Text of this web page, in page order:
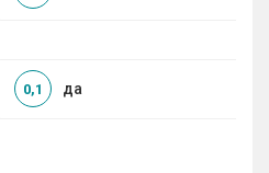
да
0,1